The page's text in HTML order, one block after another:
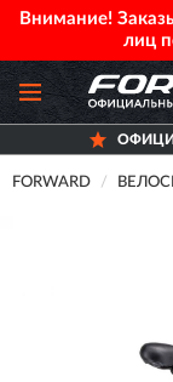
Внимание!
лиц
FORWARD